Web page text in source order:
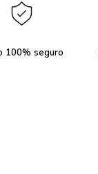
100% seguro